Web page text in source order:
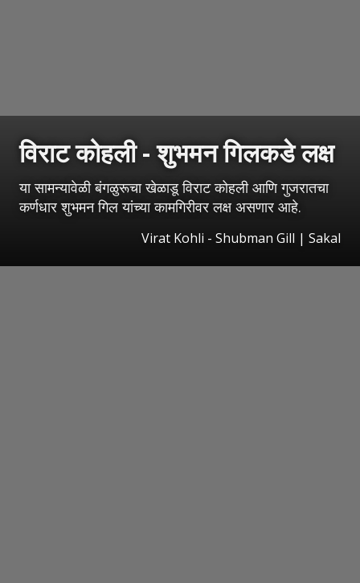
विराट कोहली - शुभमन गिलकडे लक्ष
या सामन्यावेळी बंगळुरूचा खेळाडू विराट कोहली आणि गुजरातचा
कर्णधार शुभमन गिल यांच्या कामगिरीवर लक्ष असणार आहे.
Virat Kohli - Shubman Gill | Sakal